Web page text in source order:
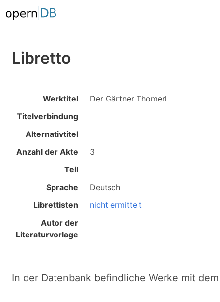
Libretto
Werktitel
Der Gärtner Thomerl
Titelverbindung
Alternativtitel
Anzahl der Akte
3
Teil
Sprache
Deutsch
Librettisten
nicht ermittelt
Autor der
Literaturvorlage
In der Datenbank befindliche Werke mit